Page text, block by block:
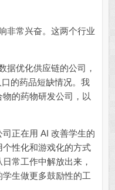
常兴奋。这两个行业
优化供应链的公司，
的药品短缺情况。我
的药物研发公司，以
正在用 AI 改善学生的
性化和游戏化的方式
常工作中解放出来，
生做更多鼓励性的工